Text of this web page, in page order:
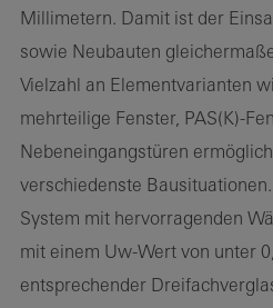
Millimetern. Damit ist der
sowie Neubauten
Vielzahl an Elementvarianten
mehrteilige Fenster, PAS(K)-
Nebeneingangstüren
verschiedenste
System mit hervorragenden
mit einem Uw-Wert von unter
entsprechender